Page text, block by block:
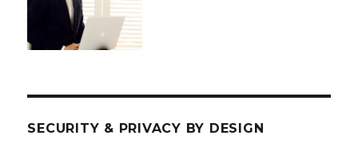
SECURITY & PRIVACY BY DESIGN